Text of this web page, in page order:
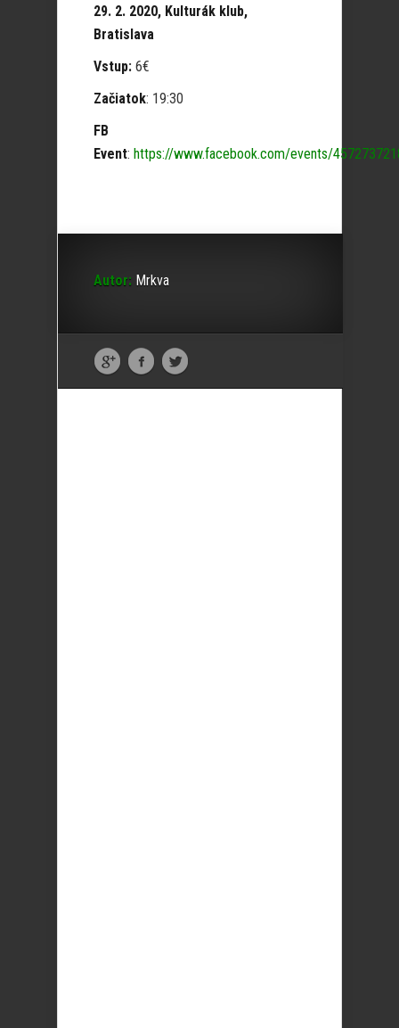
29. 2. 2020, Kulturák klub,
Bratislava
Vstup: 6€
Začiatok: 19:30
FB
Event: https://www.facebook.com/events/
Autor: Mrkva